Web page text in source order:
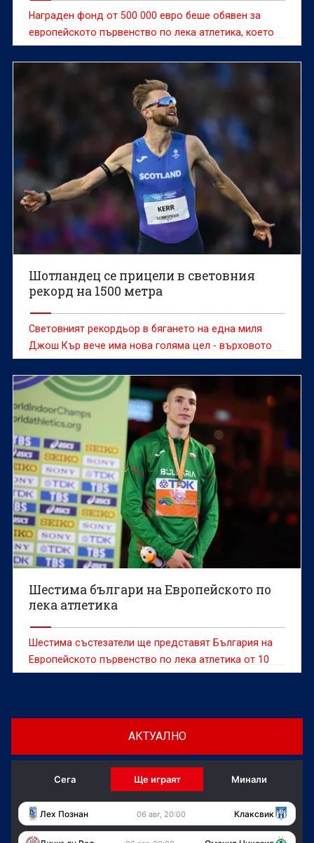
Награден фонд от 500 000 евро беше обявен за
европейското първенство по лека атлетика, което
започва на 10 август в Бирмингам (Вбр).
Шотландец се прицели в световния
рекорд на 1500 метра
Световният рекордьор в бягането на една миля
Джош Кър вече има нова голяма цел - върховото
постижение на 1500 метра.
Шестима българи на Европейското по
лека атлетика
Шестима състезатели ще представят България на
Европейското първенство по лека атлетика от 10
до 16 август в английския град Бирмингам,
АКТУАЛНО
Сега Ще играят Минали
Лех Познан 06 авг, 20:00 Клаксвик